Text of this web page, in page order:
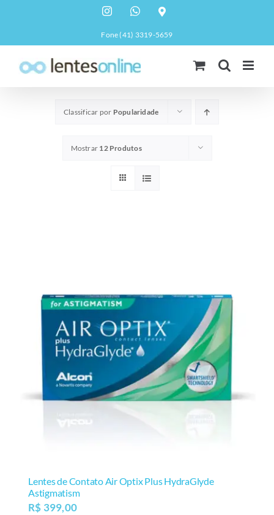
InstagramWhatsAppCustom
Fone (41) 3319-5659
Classificar por Popularidade
Mostrar 12 Produtos
Lentes de Contato Air Optix Plus HydraGlyde
Astigmatism
R$ 399,00